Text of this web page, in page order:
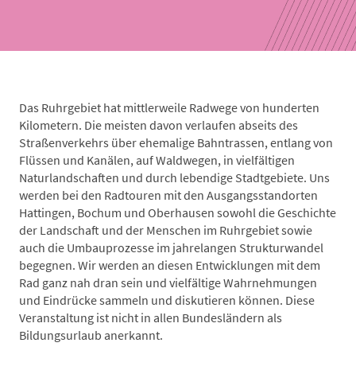
Das Ruhrgebiet hat mittlerweile Radwege von hunderten
Kilometern. Die meisten davon verlaufen abseits des
Straßenverkehrs über ehemalige Bahntrassen, entlang von
Flüssen und Kanälen, auf Waldwegen, in vielfältigen
Naturlandschaften und durch lebendige Stadtgebiete. Uns
werden bei den Radtouren mit den Ausgangsstandorten
Hattingen, Bochum und Oberhausen sowohl die Geschichte
der Landschaft und der Menschen im Ruhrgebiet sowie
auch die Umbauprozesse im jahrelangen Strukturwandel
begegnen. Wir werden an diesen Entwicklungen mit dem
Rad ganz nah dran sein und vielfältige Wahrnehmungen
und Eindrücke sammeln und diskutieren können. Diese
Veranstaltung ist nicht in allen Bundesländern als
Bildungsurlaub anerkannt.